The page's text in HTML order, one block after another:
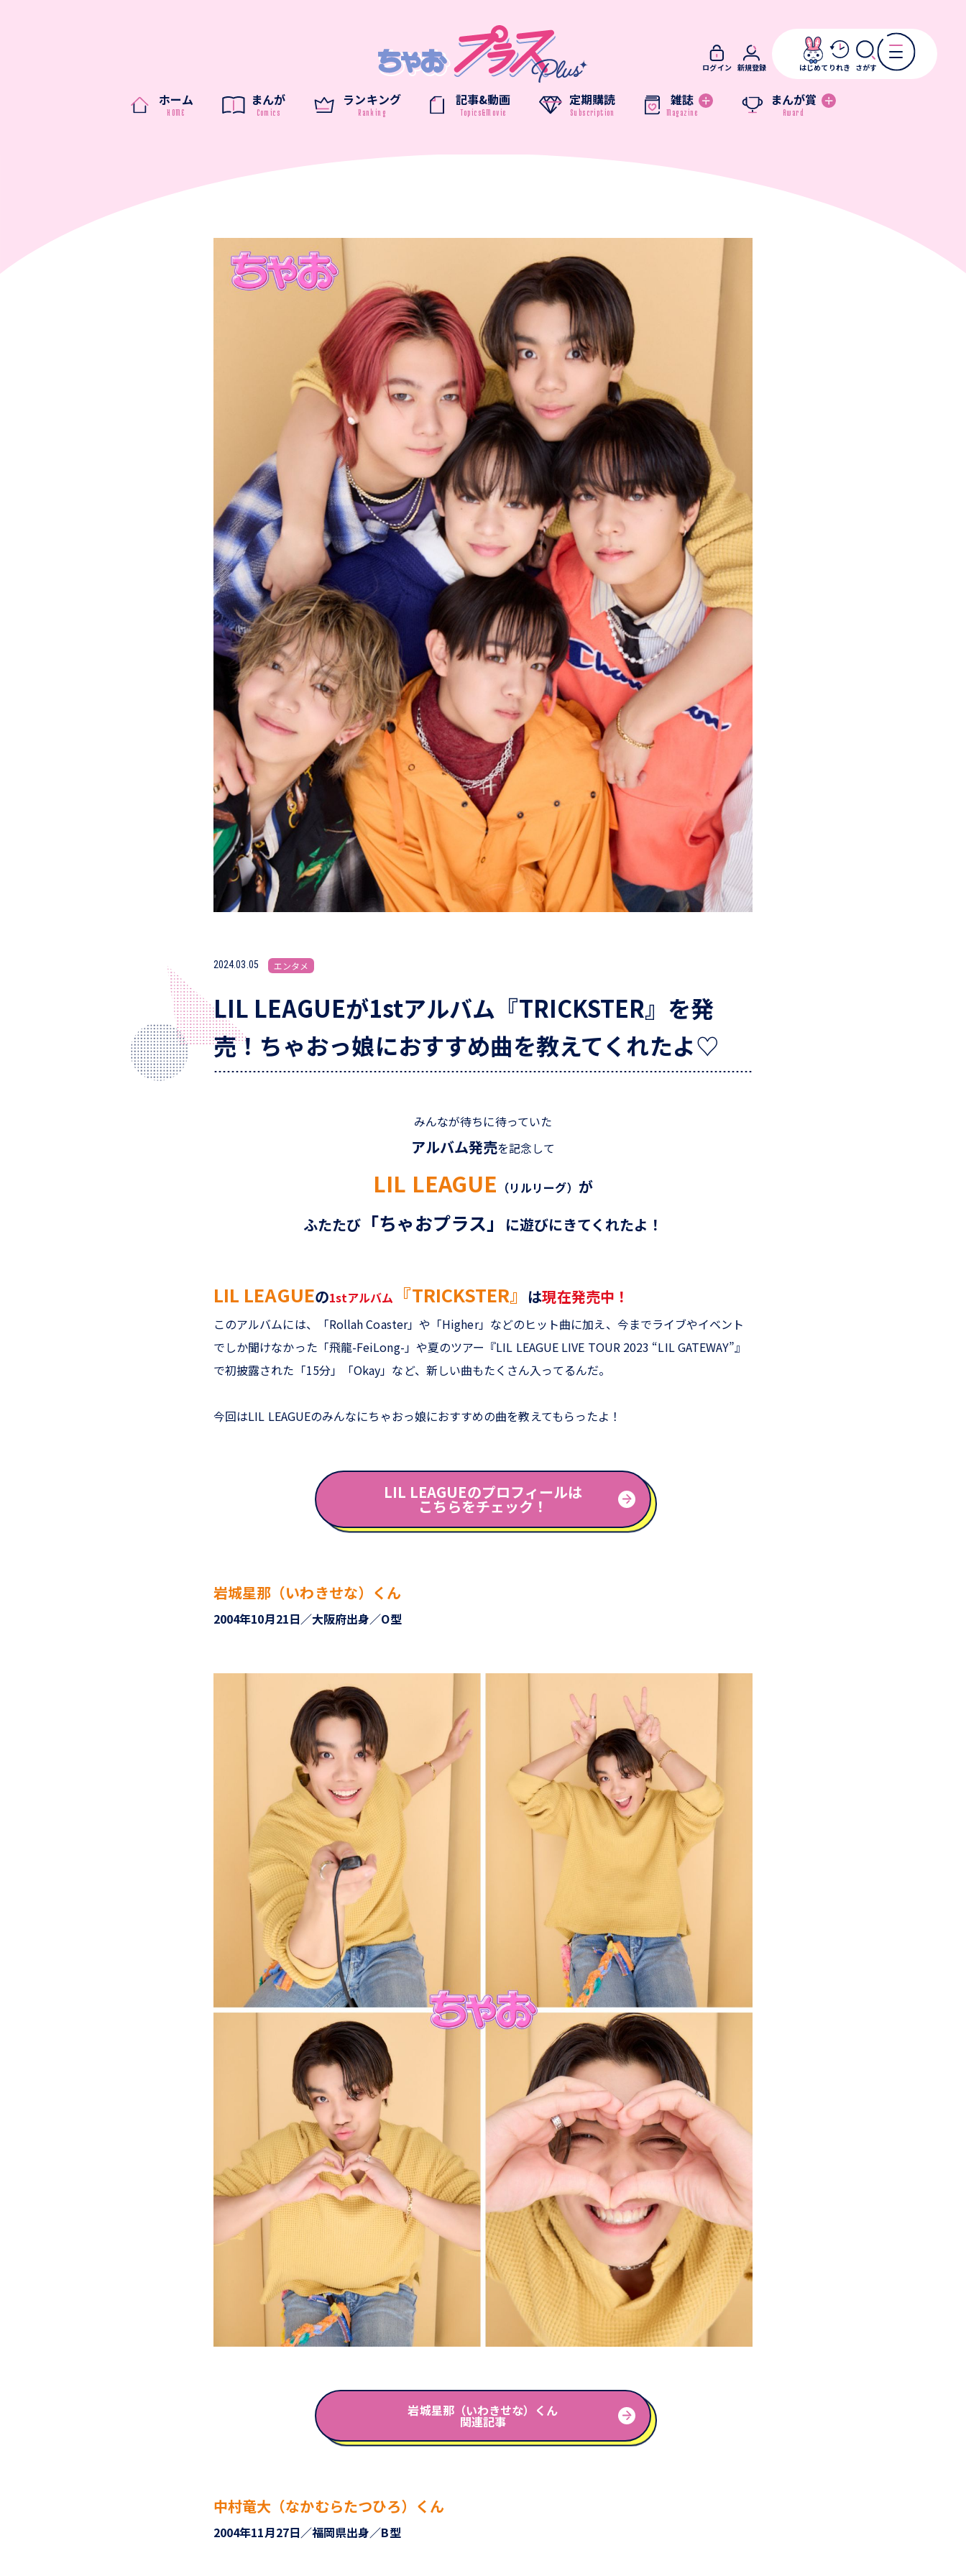
ホーム まんが ランキング 記事&動画 定期購読 雑誌 まんが賞
ログイン 新規登録 はじめて りれき さがす
2024.03.05 エンタメ
LIL LEAGUEが1stアルバム『TRICKSTER』を発
売！ちゃおっ娘におすすめ曲を教えてくれたよ♡
みんなが待ちに待っていた
アルバム発売を記念して
LIL LEAGUE （リルリーグ） が
ふたたび「ちゃおプラス」 に遊びにきてくれたよ！
LIL LEAGUEの1stアルバム 『TRICKSTER』 は現在発売中！
このアルバムには、「Rollah Coaster」や「Higher」などのヒット曲に加え、今までライブやイベント
でしか聞けなかった「飛龍-FeiLong-」や夏のツアー『LIL LEAGUE LIVE TOUR 2023 “LIL GATEWAY”』
で初披露された「15分」「Okay」など、新しい曲もたくさん入ってるんだ。
今回はLIL LEAGUEのみんなにちゃおっ娘におすすめの曲を教えてもらったよ！
LIL LEAGUEのプロフィールは
こちらをチェック！
岩城星那（いわきせな）くん
2004年10月21日／大阪府出身／O型
岩城星那（いわきせな）くん
関連記事
中村竜大（なかむらたつひろ）くん
2004年11月27日／福岡県出身／B型